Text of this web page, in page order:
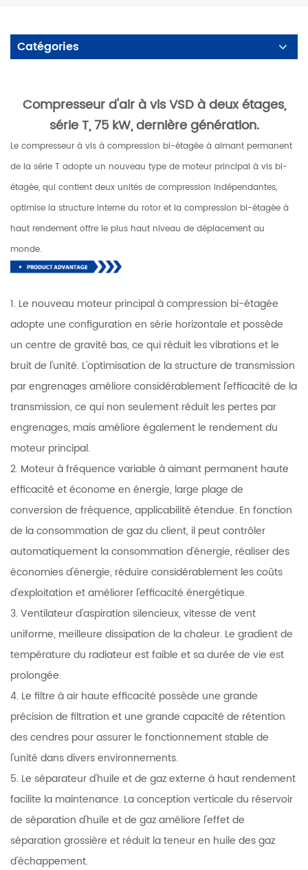
Catégories
Compresseur d'air à vis VSD à deux étages,
série T, 75 kW, dernière génération.
Le compresseur à vis à compression bi-étagée à aimant permanent
de la série T adopte un nouveau type de moteur principal à vis bi-
étagée, qui contient deux unités de compression indépendantes,
optimise la structure interne du rotor et la compression bi-étagée à
haut rendement offre le plus haut niveau de déplacement au
monde.
1. Le nouveau moteur principal à compression bi-étagée
adopte une configuration en série horizontale et possède
un centre de gravité bas, ce qui réduit les vibrations et le
bruit de l'unité. L'optimisation de la structure de transmission
par engrenages améliore considérablement l'efficacité de la
transmission, ce qui non seulement réduit les pertes par
engrenages, mais améliore également le rendement du
moteur principal.
2. Moteur à fréquence variable à aimant permanent haute
efficacité et économe en énergie, large plage de
conversion de fréquence, applicabilité étendue. En fonction
de la consommation de gaz du client, il peut contrôler
automatiquement la consommation d'énergie, réaliser des
économies d'énergie, réduire considérablement les coûts
d'exploitation et améliorer l'efficacité énergétique.
3. Ventilateur d'aspiration silencieux, vitesse de vent
uniforme, meilleure dissipation de la chaleur. Le gradient de
température du radiateur est faible et sa durée de vie est
prolongée.
4. Le filtre à air haute efficacité possède une grande
précision de filtration et une grande capacité de rétention
des cendres pour assurer le fonctionnement stable de
l'unité dans divers environnements.
5. Le séparateur d'huile et de gaz externe à haut rendement
facilite la maintenance. La conception verticale du réservoir
de séparation d'huile et de gaz améliore l'effet de
séparation grossière et réduit la teneur en huile des gaz
d'échappement.